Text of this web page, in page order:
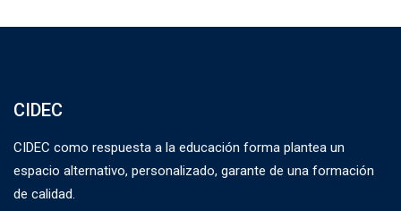
CIDEC
CIDEC como respuesta a la educación forma plantea un
espacio alternativo, personalizado, garante de una formación
de calidad.